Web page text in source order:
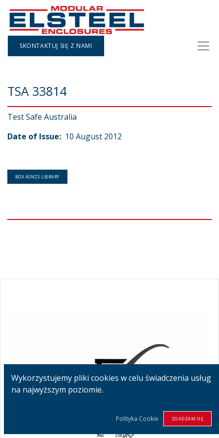
SKONTAKTUJ SIĘ Z NAMI
TSA 33814
Test Safe Australia
Date of Issue: 10 August 2012
BOX ASNZS LIBRARY
Wykorzystujemy pliki cookies w celu świadczenia usług
na najwyższym poziomie.
Polityka Cookie ZGADZAM SIĘ